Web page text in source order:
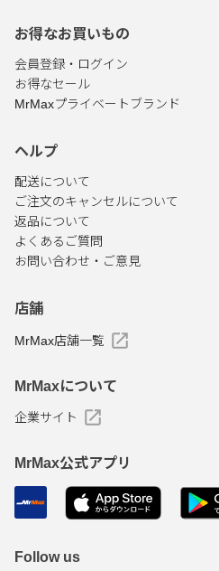
お得なお買いもの
会員登録・ログイン
お得なセール
MrMaxプライベートブランド
ヘルプ
配送について
ご注文のキャンセルについて
返品について
よくあるご質問
お問い合わせ・ご意見
店舗
MrMax店舗一覧
MrMaxについて
企業サイト
MrMax公式アプリ
Follow us